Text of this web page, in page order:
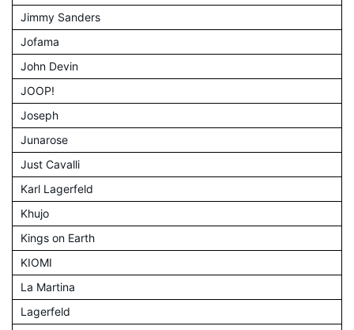
Jimmy Sanders
Jofama
John Devin
JOOP!
Joseph
Junarose
Just Cavalli
Karl Lagerfeld
Khujo
Kings on Earth
KIOMI
La Martina
Lagerfeld